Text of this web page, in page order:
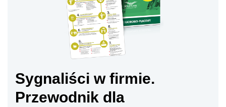
Sygnaliści w firmie.
Przewodnik dla